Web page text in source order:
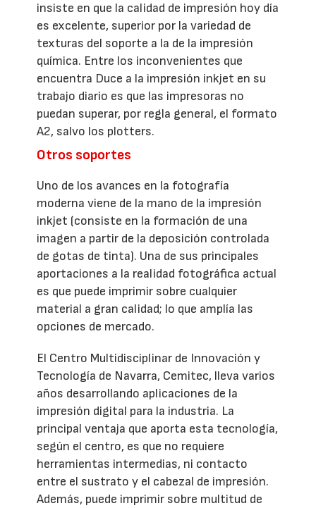
insiste en que la calidad de impresión hoy día
es excelente, superior por la variedad de
texturas del soporte a la de la impresión
química. Entre los inconvenientes que
encuentra Duce a la impresión inkjet en su
trabajo diario es que las impresoras no
puedan superar, por regla general, el formato
A2, salvo los plotters.
Otros soportes
Uno de los avances en la fotografía
moderna viene de la mano de la impresión
inkjet (consiste en la formación de una
imagen a partir de la deposición controlada
de gotas de tinta). Una de sus principales
aportaciones a la realidad fotográfica actual
es que puede imprimir sobre cualquier
material a gran calidad; lo que amplía las
opciones de mercado.
El Centro Multidisciplinar de Innovación y
Tecnología de Navarra, Cemitec, lleva varios
años desarrollando aplicaciones de la
impresión digital para la industria. La
principal ventaja que aporta esta tecnología,
según el centro, es que no requiere
herramientas intermedias, ni contacto
entre el sustrato y el cabezal de impresión.
Además, puede imprimir sobre multitud de